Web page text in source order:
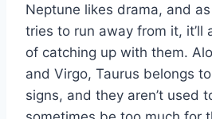
Neptune likes drama, and
tries to run away from it, it’ll
of catching up with them.
and Virgo, Taurus belongs
signs, and they aren’t used